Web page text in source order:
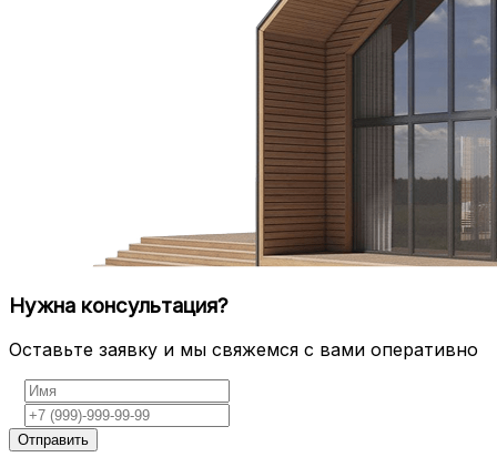
Нужна консультация?
Оставьте заявку и мы свяжемся с вами оперативно
Отправить